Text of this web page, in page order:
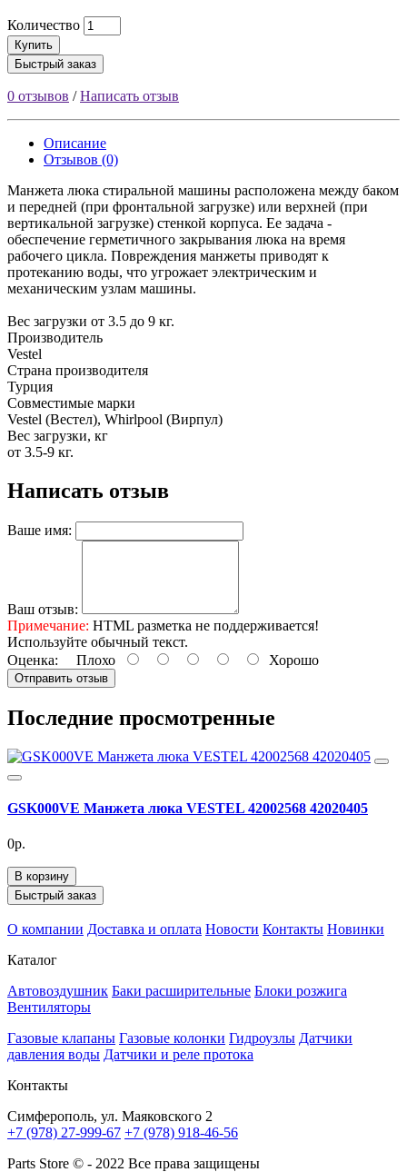
Количество
Купить
Быстрый заказ
0 отзывов /Написать отзыв
Описание
Отзывов (0)
Манжета люка стиральной машины расположена между баком
и передней (при фронтальной загрузке) или верхней (при
вертикальной загрузке) стенкой корпуса. Ее задача -
обеспечение герметичного закрывания люка на время
рабочего цикла. Повреждения манжеты приводят к
протеканию воды, что угрожает электрическим и
механическим узлам машины.
Вес загрузки от 3.5 до 9 кг.
Производитель
Vestel
Страна производителя
Турция
Совместимые марки
Vestel (Вестел), Whirlpool (Вирпул)
Вес загрузки, кг
от 3.5-9 кг.
Написать отзыв
Ваше имя:
Ваш отзыв:
Примечание: HTML разметка не поддерживается!
Используйте обычный текст.
Оценка: Плохо Хорошо
Отправить отзыв
Последние просмотренные
GSK000VE Манжета люка VESTEL 42002568 42020405
0р.
В корзину
Быстрый заказ
О компании Доставка и оплата Новости Контакты Новинки
Каталог
Автовоздушник Баки расширительные Блоки розжига
Вентиляторы
Газовые клапаны Газовые колонки Гидроузлы Датчики
давления воды Датчики и реле протока
Контакты
Симферополь, ул. Маяковского 2
+7 (978) 27-999-67 +7 (978) 918-46-56
Parts Store © - 2022 Все права защищены